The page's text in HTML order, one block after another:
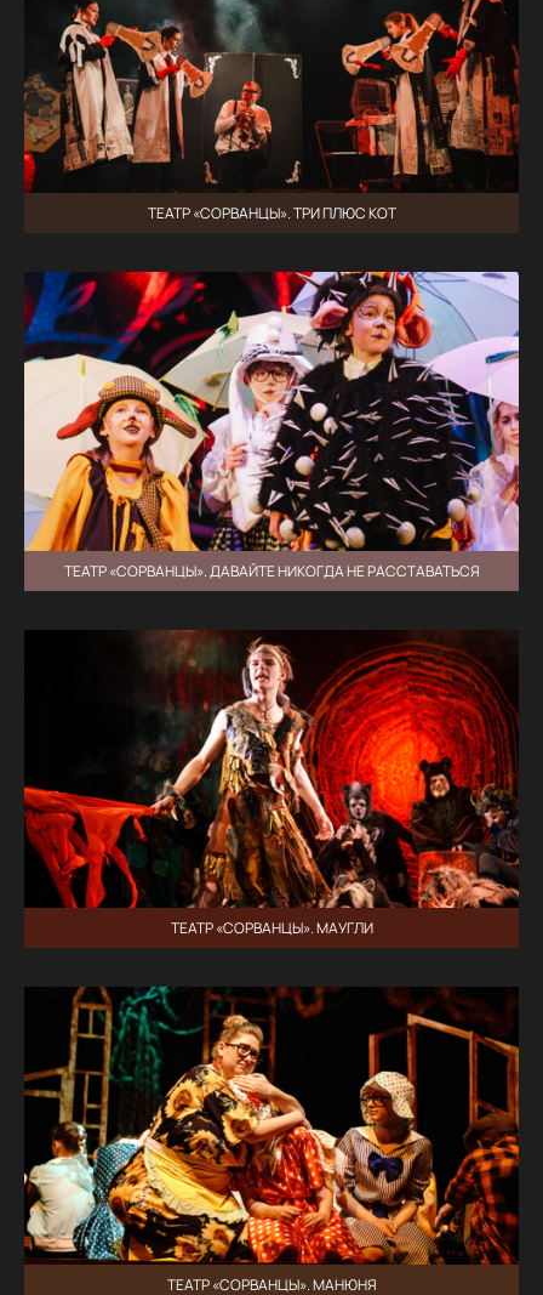
ТЕАТР «СОРВАНЦЫ». ТРИ ПЛЮС КОТ
ТЕАТР «СОРВАНЦЫ». ДАВАЙТЕ НИКОГДА НЕ РАССТАВАТЬСЯ
ТЕАТР «СОРВАНЦЫ». МАУГЛИ
ТЕАТР «СОРВАНЦЫ». МАНЮНЯ